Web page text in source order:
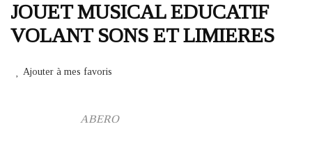
JOUET MUSICAL EDUCATIF
VOLANT SONS ET LIMIERES
Ajouter à mes favoris
ABERO